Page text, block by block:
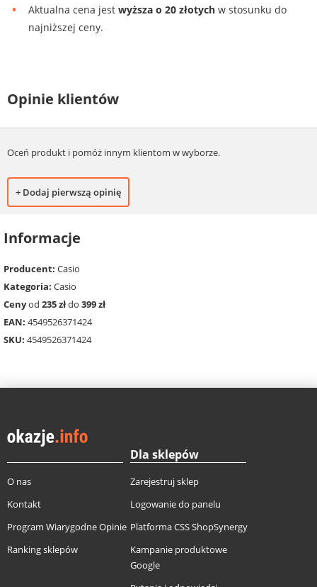
Aktualna cena jest wyższa o 20 złotych w stosunku do
najniższej ceny.
Opinie klientów
Oceń produkt i pomóż innym klientom w wyborze.
+ Dodaj pierwszą opinię
Informacje
Producent: Casio
Kategoria: Casio
Cenyod 235 złdo 399 zł
EAN: 4549526371424
SKU: 4549526371424
O nas
Kontakt
Program Wiarygodne Opinie
Ranking sklepów
Dla sklepów
Zarejestruj sklep
Logowanie do panelu
Platforma CSS ShopSynergy
Kampanie produktowe
Google